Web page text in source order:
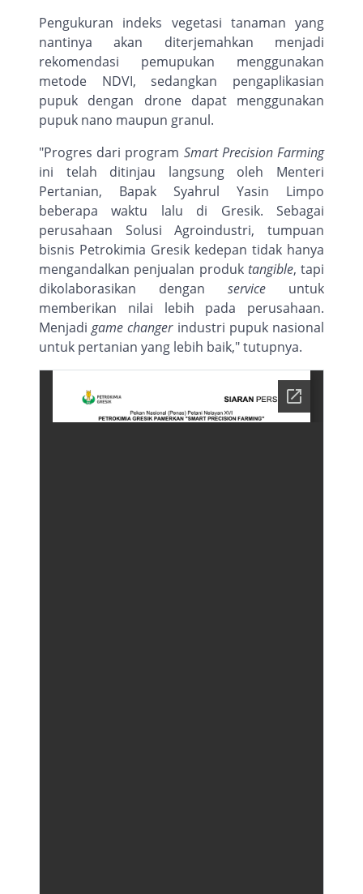
Pengukuran indeks vegetasi tanaman yang
nantinya akan diterjemahkan menjadi
rekomendasi pemupukan menggunakan
metode NDVI, sedangkan pengaplikasian
pupuk dengan drone dapat menggunakan
pupuk nano maupun granul.
"Progres dari program Smart Precision Farming
ini telah ditinjau langsung oleh Menteri
Pertanian, Bapak Syahrul Yasin Limpo
beberapa waktu lalu di Gresik. Sebagai
perusahaan Solusi Agroindustri, tumpuan
bisnis Petrokimia Gresik kedepan tidak hanya
mengandalkan penjualan produk tangible, tapi
dikolaborasikan dengan service untuk
memberikan nilai lebih pada perusahaan.
Menjadigame changerindustri pupuk nasional
untuk pertanian yang lebih baik," tutupnya.